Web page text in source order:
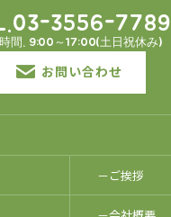
3556-7789
間. 9:00～17:00(土日祝休み)
お問い合わせ
－ご挨拶